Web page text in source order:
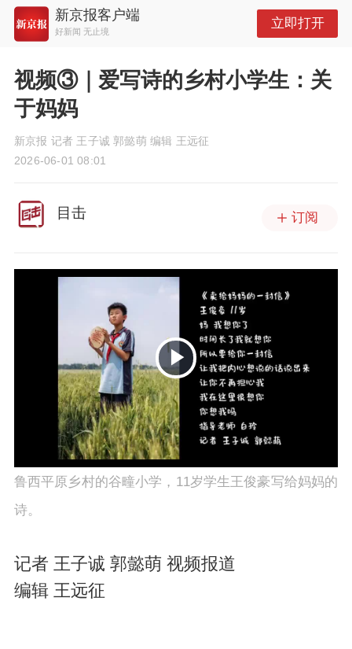
新京报客户端
好新闻 无止境
立即打开
视频③｜爱写诗的乡村小学生：关
于妈妈
新京报 记者 王子诚 郭懿萌 编辑 王远征
2026-06-01 08:01
目击 订阅
P
l
鲁西平原乡村的谷疃小学，11岁学生王俊豪写给妈妈的
诗。
记者 王子诚 郭懿萌 视频报道
编辑 王远征